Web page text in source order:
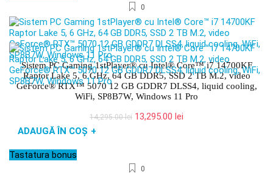
0
Sistem PC Gaming 1stPlayer® cu Intel® Core™ i7 14700KF
Raptor Lake 5, 6 GHz, 64 GB DDR5, SSD 2 TB M.2, video
GeForce® RTX™ 5070 12 GB GDDR7 DLSS4, liquid cooling,
WiFi, SP8B7W, Windows 11 Pro
14,295.00lei Prețul
13,295.00 lei
ADAUGĂ ÎN COȘ +
Tastatura bonus
0